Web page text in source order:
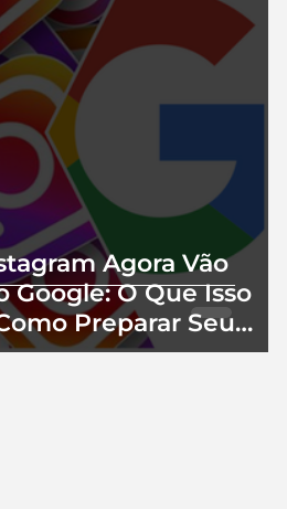
Agora Vão
Google: O Que Isso
Preparar Seu